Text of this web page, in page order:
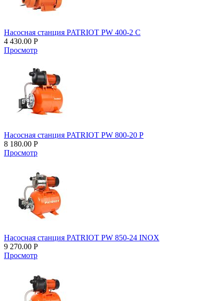
Насосная станция PATRIOT PW 400-2 С
4 430.00 Р
Просмотр
Насосная станция PATRIOT PW 800-20 P
8 180.00 Р
Просмотр
Насосная станция PATRIOT PW 850-24 INOX
9 270.00 Р
Просмотр